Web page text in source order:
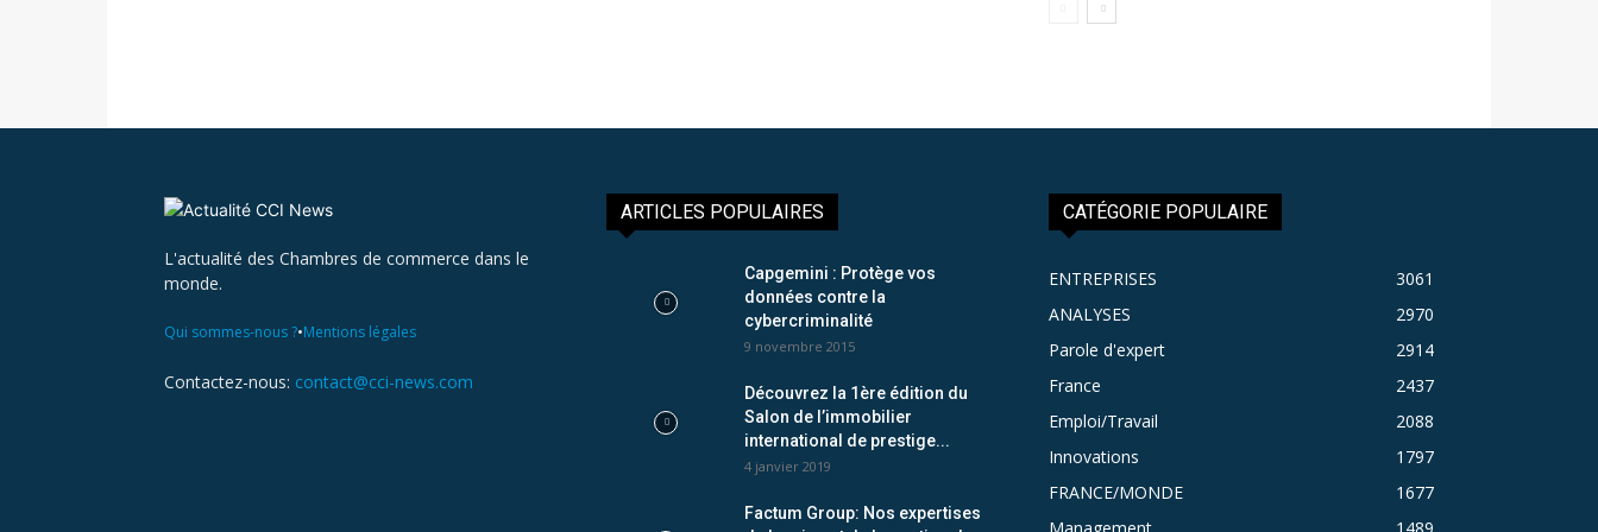
L'actualité des Chambres de commerce dans le
monde.
Qui sommes-nous ?•Mentions légales
Contactez-nous: contact@cci-news.com
ARTICLES POPULAIRES
Capgemini : Protège vos
données contre la
cybercriminalité
9 novembre 2015
Découvrez la 1ère édition du
Salon de l’immobilier
international de prestige...
4 janvier 2019
Factum Group: Nos expertises
CATÉGORIE POPULAIRE
ENTREPRISES
3061
ANALYSES
2970
Parole d'expert
2914
France
2437
Emploi/Travail
2088
Innovations
1797
FRANCE/MONDE
1677